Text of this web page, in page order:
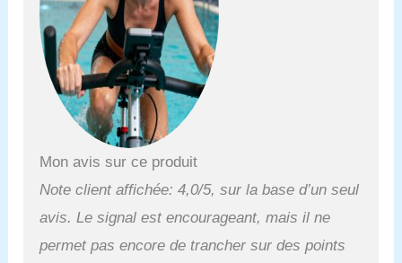
Mon avis sur ce produit
Note client affichée: 4,0/5, sur la base d’un seul
avis. Le signal est encourageant, mais il ne
permet pas encore de trancher sur des points